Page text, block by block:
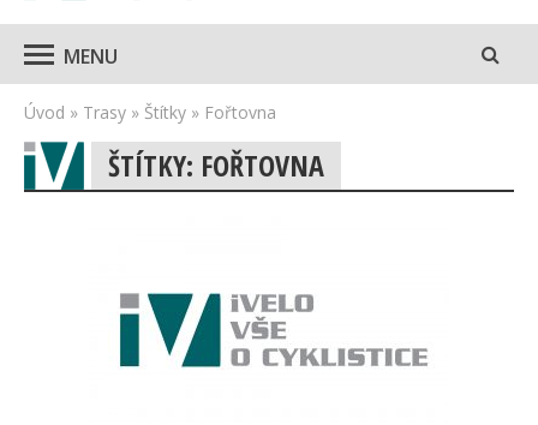
MENU
Úvod » Trasy » Štítky » Fořtovna
ŠTÍTKY: FOŘTOVNA